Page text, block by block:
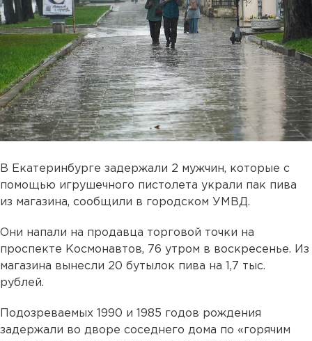
В Екатеринбурге задержали 2 мужчин, которые с
помощью игрушечного пистолета украли пак пива
из магазина, сообщили в городском УМВД.
Они напали на продавца торговой точки на
проспекте Космонавтов, 76 утром в воскресенье. Из
магазина вынесли 20 бутылок пива на 1,7 тыс.
рублей.
Подозреваемых 1990 и 1985 годов рождения
задержали во дворе соседнего дома по «горячим